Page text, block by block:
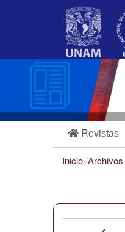
Barra
Revistas
Inicio/Archivos